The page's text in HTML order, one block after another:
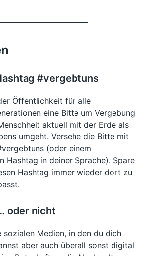
#vergebtuns
Öffentlichkeit für alle
eine Bitte um Vergebung
aktuell mit der Erde als
umgeht. Versehe die Bitte mit
(oder einem
Hashtag in deiner Sprache). Spare
Hashtag immer wieder dort zu
oder nicht
sozialen Medien, in den du dich
aber auch überall sonst digital